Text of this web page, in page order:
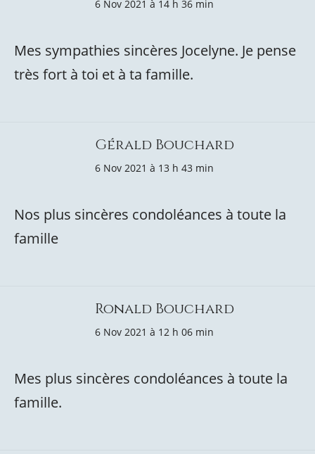
6 Nov 2021 à 14 h 36 min
Mes sympathies sincères Jocelyne. Je pense
très fort à toi et à ta famille.
Gérald Bouchard
6 Nov 2021 à 13 h 43 min
Nos plus sincères condoléances à toute la
famille
Ronald Bouchard
6 Nov 2021 à 12 h 06 min
Mes plus sincères condoléances à toute la
famille.